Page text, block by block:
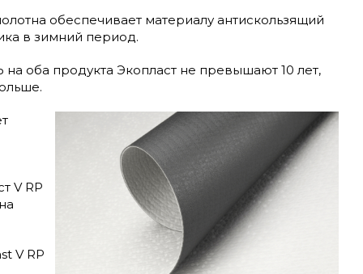
обеспечивает материалу антискользящий
в зимний период.
оба продукта Экопласт не превышают 10 лет,
V RP
V RP